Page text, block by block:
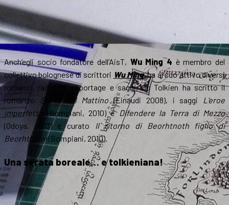
Anch’egli socio fondatore dell’AisT, Wu Ming 4 è membro del
collettivo bolognese di scrittori Wu Ming, ha al suo attivo diversi
romanzi, racconti, reportage e saggi. Su Tolkien ha scritto il
romanzo Stella del Mattino(Einaudi 2008), i saggi
L’eroe
imperfetto
(Bompiani, 2010) e Difendere la Terra di Mezzo
(Odoya, 2013) e curato
Il ritorno di Beorhtnoth figlio di
Beorhthelm(Bompiani, 2010).
Una serata boreale… e tolkieniana!